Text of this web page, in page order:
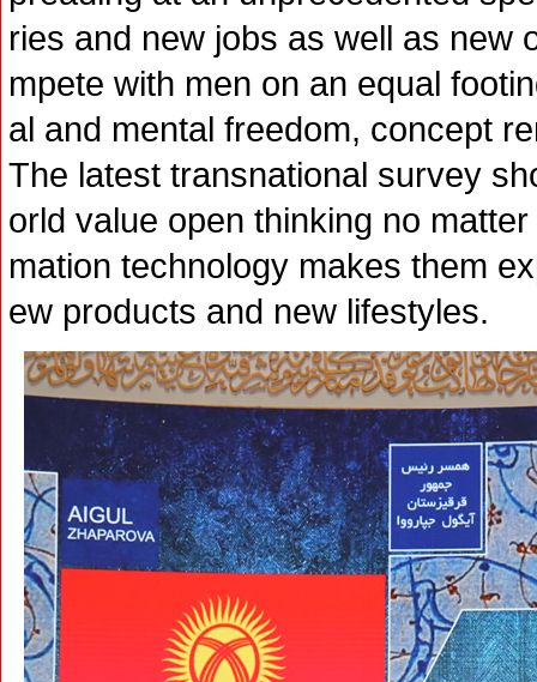
ries and new jobs as well as new
mpete with men on an equal
al and mental freedom, concept
The latest transnational survey
orld value open thinking no
mation technology makes them
ew products and new lifestyles.